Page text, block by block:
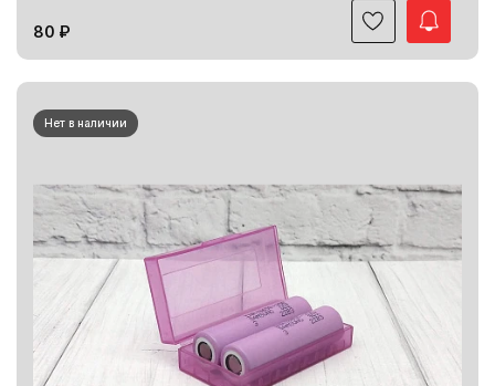
80 ₽
Нет в наличии